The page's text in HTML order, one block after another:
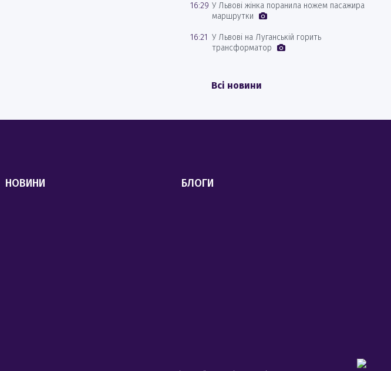
16:29 У Львові жінка поранила ножем пасажира
маршрутки
16:21 У Львові на Луганській горить
трансформатор
Всі новини
НОВИНИ БЛОГИ